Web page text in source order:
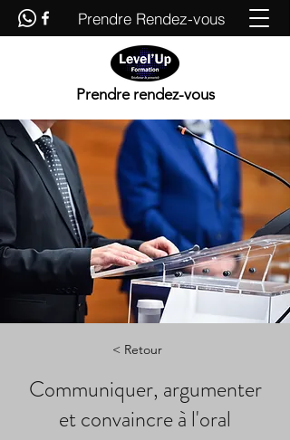
Prendre Rendez-vous
Prendre rendez-vous
< Retour
Communiquer, argumenter
et convaincre à l'oral